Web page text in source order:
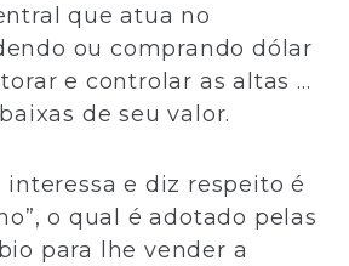
que atua no
ou comprando dólar
e controlar as altas …
de seu valor.
interessa e diz respeito é
o qual é adotado pelas
para lhe vender a